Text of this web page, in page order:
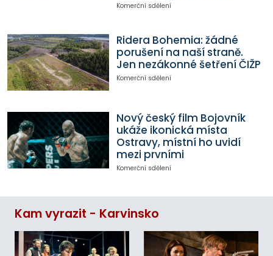
Komerční sdělení
Ridera Bohemia: žádné
porušení na naší straně.
Jen nezákonné šetření ČIŽP
Komerční sdělení
Nový český film Bojovník
ukáže ikonická místa
Ostravy, místní ho uvidí
mezi prvními
Komerční sdělení
Kam vyrazit - Karvinsko